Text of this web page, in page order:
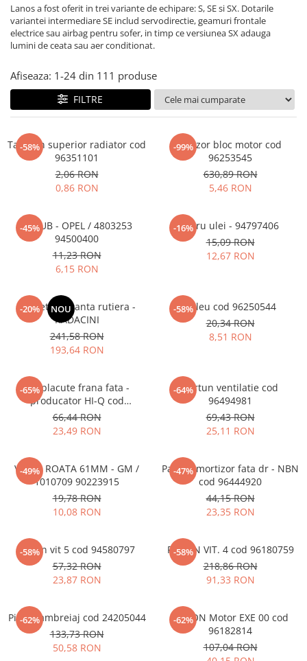
MOVANO
TIGRA-B 2004-2009
ZAFIRA
Mazda CX-80 KL
SX4 S-CROSS Hybrid 48V 2020-
prezent
S-CROSS HYBRID 48V 2022-prezent
VITARA 2015-prezent
VITARA Hybrid 48V 2020-prezent
VITARA Strong Hybrid 140V 2022-
eVitara 2025-prezent
SPARK M300 2010-2018
Lanos a fost oferit in trei variante de echipare: S, SE si SX. Dotarile
variantei intermediare SE includ servodirectie, geamuri frontale
electrice sau airbag pentru sofer, in timp ce versiunea SX adauga
lumini de ceata sau aer conditionat.
Afiseaza: 1-24 din 111 produse
FILTRE
-58%
Tampon superior radiator cod
96351101
2,06 RON
0,86 RON
-99%
Senzor bloc motor cod
96253545
630,89 RON
5,46 RON
-45%
SURUB - OPEL / 4803253
94500400
11,23 RON
6,15 RON
-16%
Filtru ulei - 94797406
15,09 RON
12,67 RON
-20% NOU
Pachet siguranta rutiera -
RADACINI
241,58 RON
193,64 RON
-58%Releu cod 96250544
20,34 RON
8,51 RON
-65%
Set placute frana fata -
producator HI-Q cod
11046952012
66,44 RON
23,49 RON
-64%Furtun ventilatie cod
96494981
69,43 RON
25,11 RON
-49%
VALVA ROATA 61MM - GM /
1010709 90223915
19,78 RON
10,08 RON
-47%
Palier amortizor fata dr - NBN
cod 96444920
44,15 RON
23,35 RON
-58%
Pinion vit 5 cod 94580797
57,32 RON
23,87 RON
-58%
PINION VIT. 4 cod 96180759
218,86 RON
91,33 RON
-62%
Piston ambreiaj cod 24205044
133,73 RON
50,58 RON
-62%
PISTON Motor EXE 00 cod
96182814
107,04 RON